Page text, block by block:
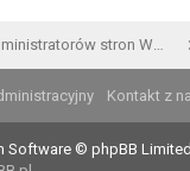
Forum dla administratorów stron WWW i developerów
Kontakt z
Software © phpBB Limited